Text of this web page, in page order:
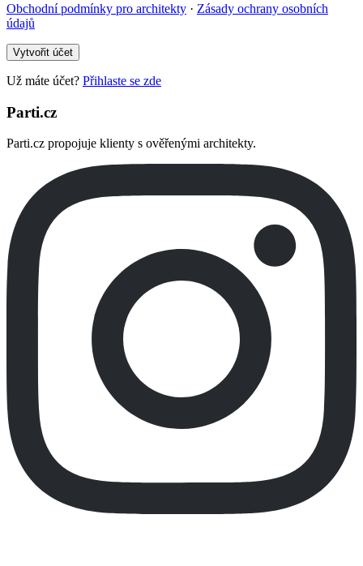
Obchodní podmínky pro architekty · Zásady ochrany osobních
údajů
Vytvořit účet
Už máte účet? Přihlaste se zde
Parti.cz
Parti.cz propojuje klienty s ověřenými architekty.